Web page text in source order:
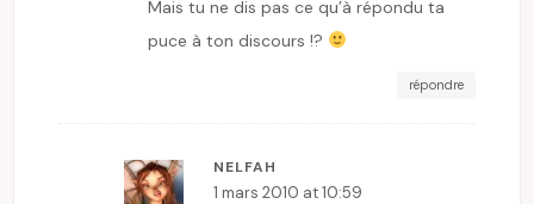
Mais tu ne dis pas ce qu’à répondu ta
puce à ton discours !?
répondre
NELFAH
1 mars 2010 at 10:59